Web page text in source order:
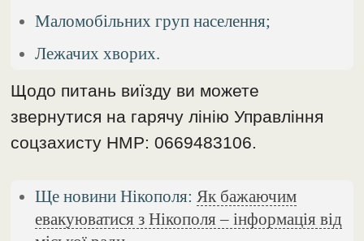
Маломобільних груп населення;
Лежачих хворих.
Щодо питань виїзду ви можете
звернутися на гарячу лінію Управління
соцзахисту НМР: 0669483106.
Ще новини Нікополя: Як бажаючим
евакуюватися з Нікополя – інформація від